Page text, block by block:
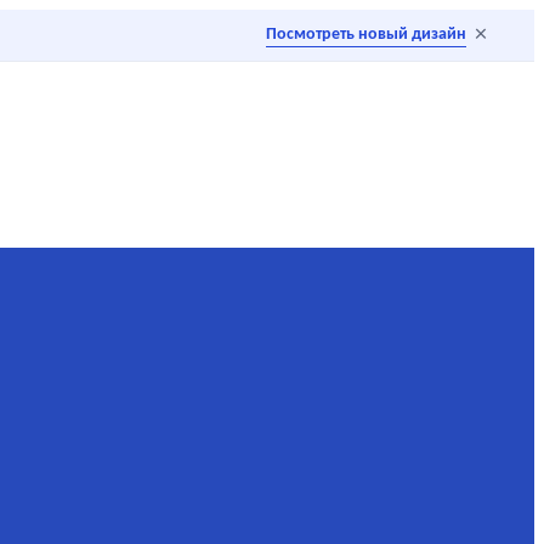
Посмотреть новый дизайн ×